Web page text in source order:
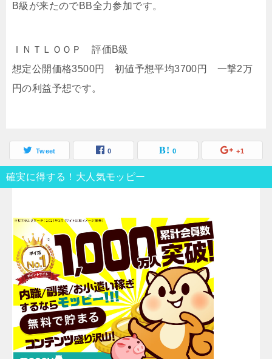
B級が来たのでBB全力参加です。
ＩＮＴＬＯＯＰ 評価B級
想定公開価格3500円 初値予想平均3700円 一撃2万
円の利益予想です。
Tweet 0 0 +1
確実に得する！大人気モッピー